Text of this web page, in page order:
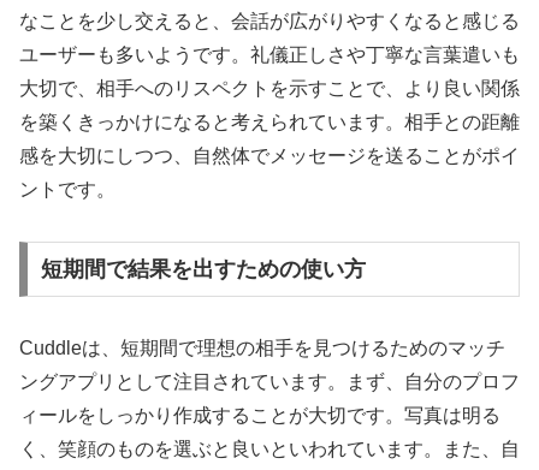
なことを少し交えると、会話が広がりやすくなると感じる
ユーザーも多いようです。礼儀正しさや丁寧な言葉遣いも
大切で、相手へのリスペクトを示すことで、より良い関係
を築くきっかけになると考えられています。相手との距離
感を大切にしつつ、自然体でメッセージを送ることがポイ
ントです。
短期間で結果を出すための使い方
Cuddleは、短期間で理想の相手を見つけるためのマッチ
ングアプリとして注目されています。まず、自分のプロフ
ィールをしっかり作成することが大切です。写真は明る
く、笑顔のものを選ぶと良いといわれています。また、自